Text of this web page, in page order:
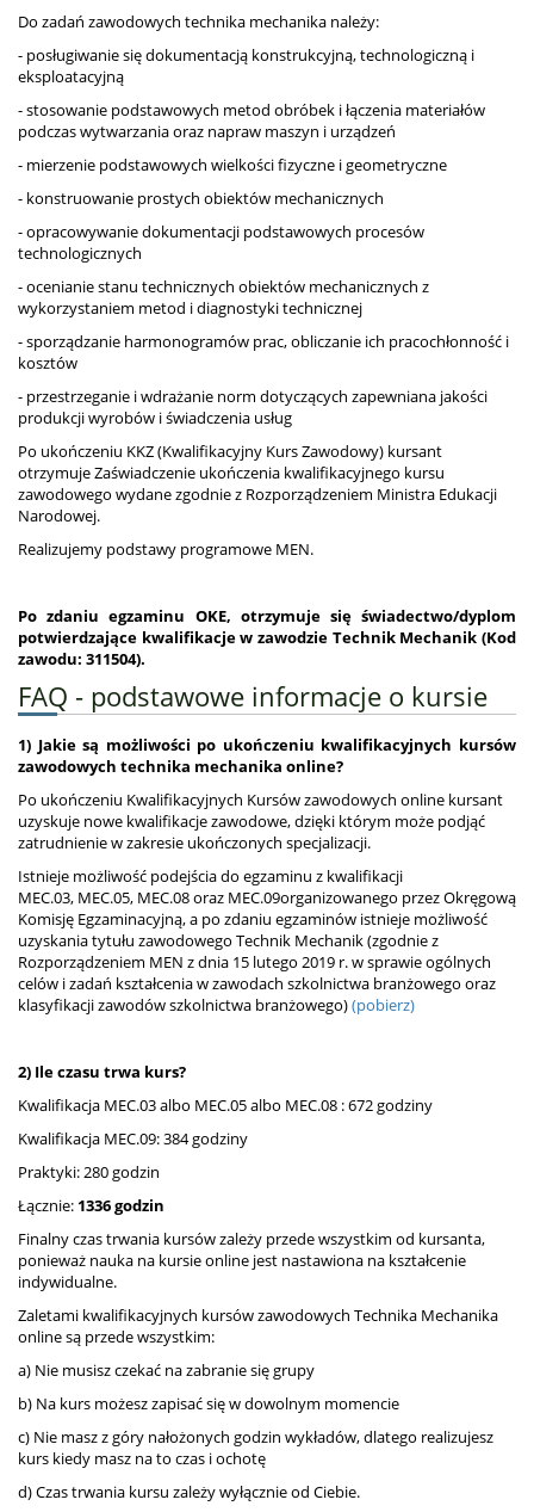
Do zadań zawodowych technika mechanika należy:
- posługiwanie się dokumentacją konstrukcyjną, technologiczną i
eksploatacyjną
- stosowanie podstawowych metod obróbek i łączenia materiałów
podczas wytwarzania oraz napraw maszyn i urządzeń
- mierzenie podstawowych wielkości fizyczne i geometryczne
- konstruowanie prostych obiektów mechanicznych
- opracowywanie dokumentacji podstawowych procesów
technologicznych
- ocenianie stanu technicznych obiektów mechanicznych z
wykorzystaniem metod i diagnostyki technicznej
- sporządzanie harmonogramów prac, obliczanie ich pracochłonność i
kosztów
- przestrzeganie i wdrażanie norm dotyczących zapewniana jakości
produkcji wyrobów i świadczenia usług
Po ukończeniu KKZ (Kwalifikacyjny Kurs Zawodowy) kursant
otrzymuje Zaświadczenie ukończenia kwalifikacyjnego kursu
zawodowego wydane zgodnie z Rozporządzeniem Ministra Edukacji
Narodowej.
Realizujemy podstawy programowe MEN.
Po zdaniu egzaminu OKE, otrzymuje się świadectwo/dyplom
potwierdzające kwalifikacje w zawodzie Technik Mechanik (Kod
zawodu: 311504).
FAQ - podstawowe informacje o kursie
1) Jakie są możliwości po ukończeniu kwalifikacyjnych kursów
zawodowych technika mechanika online?
Po ukończeniu Kwalifikacyjnych Kursów zawodowych online kursant
uzyskuje nowe kwalifikacje zawodowe, dzięki którym może podjąć
zatrudnienie w zakresie ukończonych specjalizacji.
Istnieje możliwość podejścia do egzaminu z kwalifikacji
MEC.03, MEC.05, MEC.08 oraz MEC.09organizowanego przez Okręgową
Komisję Egzaminacyjną, a po zdaniu egzaminów istnieje możliwość
uzyskania tytułu zawodowego Technik Mechanik (zgodnie z
Rozporządzeniem MEN z dnia 15 lutego 2019 r. w sprawie ogólnych
celów i zadań kształcenia w zawodach szkolnictwa branżowego oraz
klasyfikacji zawodów szkolnictwa branżowego)(pobierz)
2) Ile czasu trwa kurs?
Kwalifikacja MEC.03 albo MEC.05 albo MEC.08 : 672 godziny
Kwalifikacja MEC.09: 384 godziny
Praktyki: 280 godzin
Łącznie: 1336 godzin
Finalny czas trwania kursów zależy przede wszystkim od kursanta,
ponieważ nauka na kursie online jest nastawiona na kształcenie
indywidualne.
Zaletami kwalifikacyjnych kursów zawodowych Technika Mechanika
online są przede wszystkim:
a) Nie musisz czekać na zabranie się grupy
b) Na kurs możesz zapisać się w dowolnym momencie
c) Nie masz z góry nałożonych godzin wykładów, dlatego realizujesz
kurs kiedy masz na to czas i ochotę
d) Czas trwania kursu zależy wyłącznie od Ciebie.